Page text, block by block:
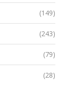
(149)
(243)
(79)
(28)